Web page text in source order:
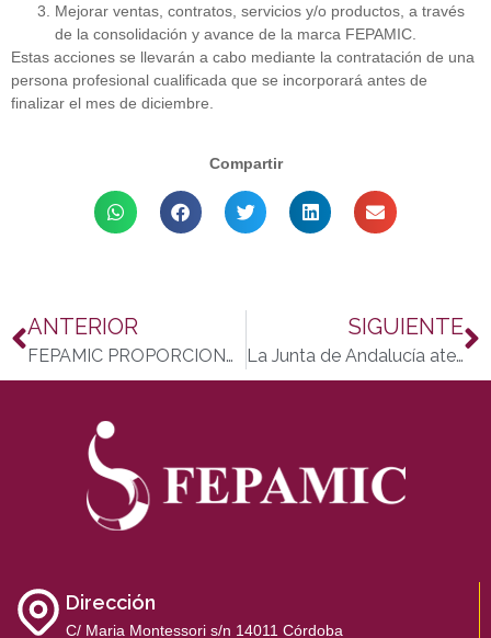
Mejorar ventas, contratos, servicios y/o productos, a través
de la consolidación y avance de la marca FEPAMIC.
Estas acciones se llevarán a cabo mediante la contratación de una
persona profesional cualificada que se incorporará antes de
finalizar el mes de diciembre.
Compartir
ANTERIOR
FEPAMIC PROPORCIONARÁ 12.106 PACKS DE MENÚS COMPLETOS A PERSONAS CON ESCASOS RECURSOS Y/O EN RIESGO DE EXCLUSIÓN SOCIAL
SIGUIENTE
La Junta de Andalucía atenderá las mejoras planteadas por CERMI Andalucía en el pago de subvenciones de empleo a la discapacidad
Dirección
C/ Maria Montessori s/n 14011 Córdoba